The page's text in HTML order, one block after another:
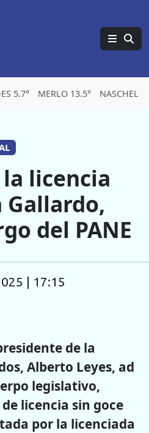
5.7° MERLO 13.5° NASCHEL
licencia
Gallardo,
del PANE
| 17:15
de la
Alberto Leyes, ad
legislativo,
licencia sin goce
por la licenciada